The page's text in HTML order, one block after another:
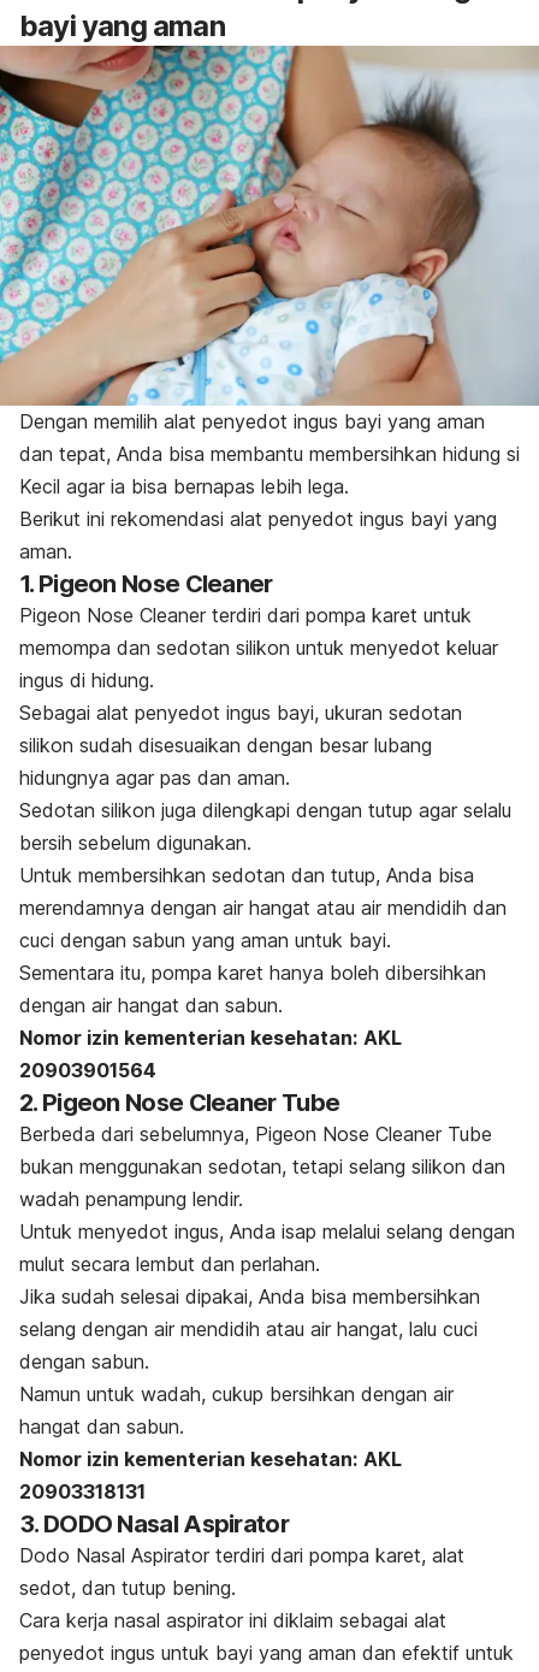
bayi yang aman
Dengan memilih alat penyedot ingus bayi yang aman
dan tepat, Anda bisa membantu membersihkan hidung si
Kecil agar ia bisa bernapas lebih lega.
Berikut ini rekomendasi alat penyedot ingus bayi yang
aman.
1. Pigeon Nose Cleaner
Pigeon Nose Cleaner terdiri dari pompa karet untuk
memompa dan sedotan silikon untuk menyedot keluar
ingus di hidung.
Sebagai alat penyedot ingus bayi, ukuran sedotan
silikon sudah disesuaikan dengan besar lubang
hidungnya agar pas dan aman.
Sedotan silikon juga dilengkapi dengan tutup agar selalu
bersih sebelum digunakan.
Untuk membersihkan sedotan dan tutup, Anda bisa
merendamnya dengan air hangat atau air mendidih dan
cuci dengan sabun yang aman untuk bayi.
Sementara itu, pompa karet hanya boleh dibersihkan
dengan air hangat dan sabun.
Nomor izin kementerian kesehatan: AKL
20903901564
2. Pigeon Nose Cleaner Tube
Berbeda dari sebelumnya, Pigeon Nose Cleaner Tube
bukan menggunakan sedotan, tetapi selang silikon dan
wadah penampung lendir.
Untuk menyedot ingus, Anda isap melalui selang dengan
mulut secara lembut dan perlahan.
Jika sudah selesai dipakai, Anda bisa membersihkan
selang dengan air mendidih atau air hangat, lalu cuci
dengan sabun.
Namun untuk wadah, cukup bersihkan dengan air
hangat dan sabun.
Nomor izin kementerian kesehatan: AKL
20903318131
3. DODO Nasal Aspirator
Dodo Nasal Aspirator terdiri dari pompa karet, alat
sedot, dan tutup bening.
Cara kerja nasal aspirator ini diklaim sebagai alat
penyedot ingus untuk bayi yang aman dan efektif untuk